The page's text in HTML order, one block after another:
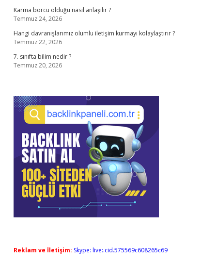
Karma borcu olduğu nasıl anlaşılır ?
Temmuz 24, 2026
Hangi davranışlarımız olumlu iletişim kurmayı kolaylaştırır ?
Temmuz 22, 2026
7. sınıfta bilim nedir ?
Temmuz 20, 2026
Reklam ve İletişim: Skype: live:.cid.575569c608265c69